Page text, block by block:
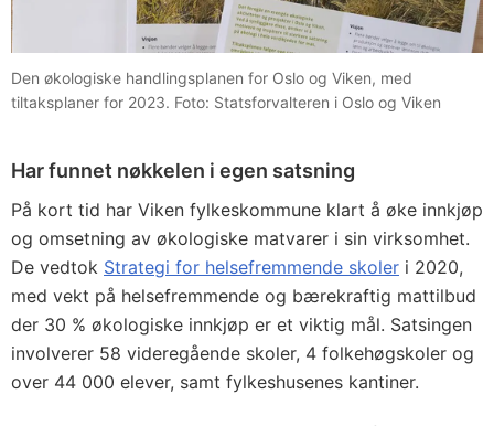
Den økologiske handlingsplanen for Oslo og Viken, med
tiltaksplaner for 2023. Foto: Statsforvalteren i Oslo og Viken
Har funnet nøkkelen i egen satsning
På kort tid har Viken fylkeskommune klart å øke innkjøp
og omsetning av økologiske matvarer i sin virksomhet.
De vedtok Strategi for helsefremmende skoler i 2020,
med vekt på helsefremmende og bærekraftig mattilbud
der 30 % økologiske innkjøp er et viktig mål. Satsingen
involverer 58 videregående skoler, 4 folkehøgskoler og
over 44 000 elever, samt fylkeshusenes kantiner.